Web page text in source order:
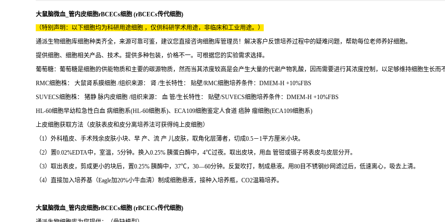
大鼠脑微血_管内皮细胞rBCECs细胞 (rBCECs传代细胞)
（特别声明：以下细胞均为科研用途细胞 ，仅供科研学术用途，非临床和工业用途。）
通派生物细胞库细胞种类齐全，来源可靠可鉴，建议您直接咨询细胞库管理员！解决客户反馈培养过程中的疑难问题，帮助每位老师养好细胞。
提供细胞、细胞相关产品、技术。提供多种包装，价格不一。可根据您的实验需求选择。
葡萄糖：葡萄糖是细胞的供能物质和主要的碳源物质，然而当其浓度较高是会产生大量的代谢产物乳酸，因而需要进行其浓度控制，以足够维持细胞生长而
RMC细胞株： 大鼠肾系膜细胞 /组织来源： 肾 /生长特性： 贴壁/RMC细胞培养条件：DMEM-H +10%FBS
SUVECS细胞株： 猪静 脉内皮细胞 /组织来源： 血 管/生长特性： 贴壁/SUVECS细胞培养条件：DMEM-H +10%FBS
HL-60细胞早幼粒急性白血 病细胞系(HL-60细胞系)、ECA109细胞鉴定人食道 癌肿 瘤细胞(ECA109细胞系)
上皮细胞获取方法（皮肤表皮和皮分离培养法可获得纯上皮细胞）
（1）外科植皮、手术残余皮肤小块、早 产、流 产 儿皮肤，取角化层薄者，切成0.5－1平方厘米小块。
（2）置0.02%EDTA中，室温，5分钟。换入0.25% 胰蛋白酶中，4℃过夜。取出皮块，用血 管钳或镊子将表皮与皮层分开。
（3）取出表皮，剪成更小的块后，置0.25% 胰酶中，37℃，30—60分钟。反复吹打，制成悬液。用80目不锈钢纱网滤过后，低速离心，吸去上清。
（4）直接加入培养基（Eagle加20%小牛血清）制成细胞悬液，接种入培养瓶，CO2温箱培养。
大鼠脑微血_管内皮细胞rBCECs细胞 (rBCECs传代细胞)